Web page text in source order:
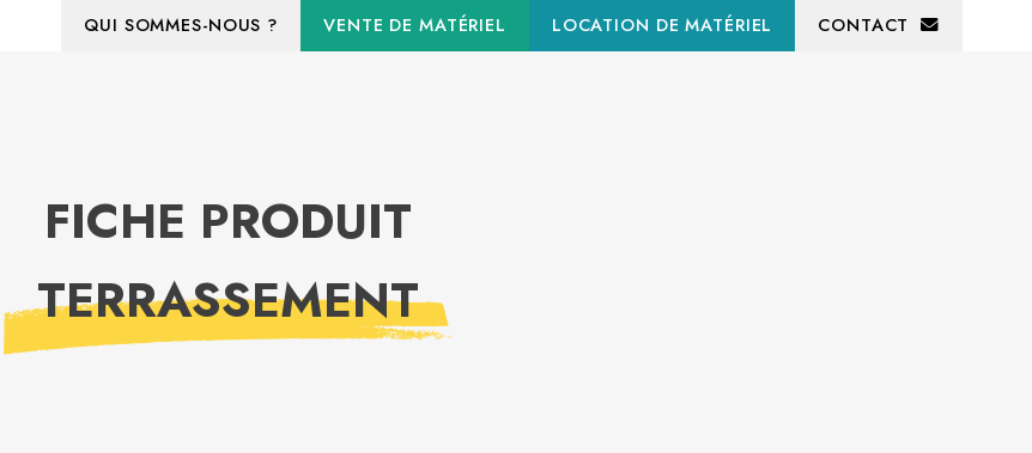
QUI SOMMES-NOUS ? VENTE DE MATÉRIEL LOCATION DE MATÉRIEL CONTACT
FICHE PRODUIT
TERRASSEMENT